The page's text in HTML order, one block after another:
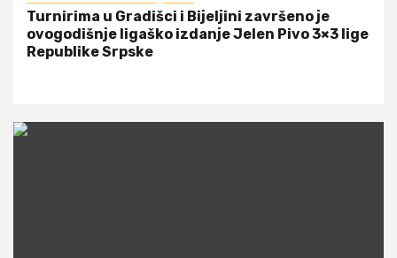
Turnirima u Gradišci i Bijeljini završeno je
ovogodišnje ligaško izdanje Jelen Pivo 3×3 lige
Republike Srpske